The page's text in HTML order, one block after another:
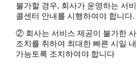
불가할 경우, 회사가 운영하는 서
콜센터 안내를 시행하여야 합니다.
② 회사는 서비스 제공이 불가한
조치를 취하여 최대한 빠른 시일
가능토록 조치하여야 합니다